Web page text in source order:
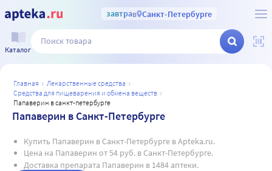
завтрав Санкт-Петербурге
Каталог
главная
лекарственные средства
средства для пищеварения и обмена веществ
папаверин в санкт-петербурге
Папаверин в Санкт-Петербурге
Купить Папаверин в Санкт-Петербурге в Apteka.ru.
Цена на Папаверин от 54 руб. в Санкт-Петербурге.
Доставка препарата Папаверин в 1484 аптеки.